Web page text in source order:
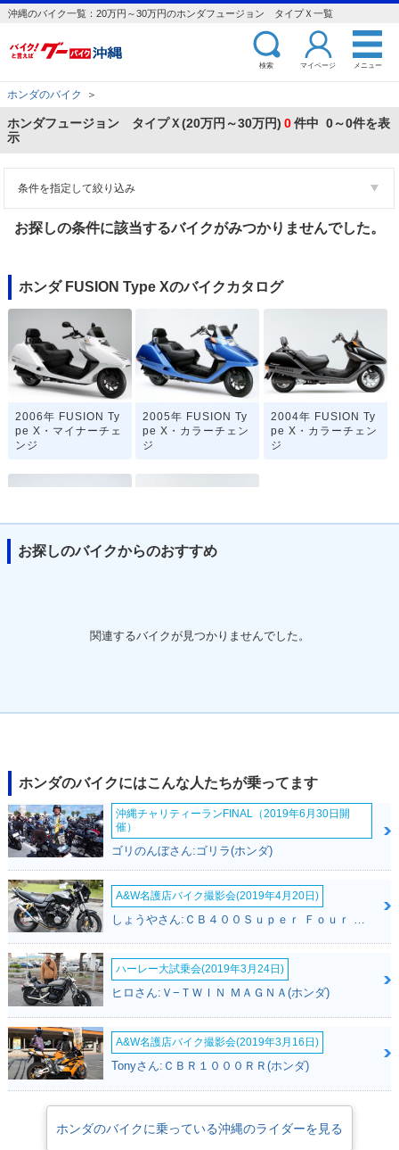
沖縄のバイク一覧：20万円～30万円のホンダフュージョン タイプＸ一覧
検索 マイページ メニュー
ホンダのバイク ＞
ホンダフュージョン タイプＸ(20万円～30万円) 0件中 0～0件を表
示
条件を指定して絞り込み
お探しの条件に該当するバイクがみつかりませんでした。
ホンダ FUSION Type Xのバイクカタログ
2006年 FUSION Ty
pe X・マイナーチェ
ンジ
2005年 FUSION Ty
pe X・カラーチェン
ジ
2004年 FUSION Ty
pe X・カラーチェン
ジ
お探しのバイクからのおすすめ
関連するバイクが見つかりませんでした。
ホンダのバイクにはこんな人たちが乗ってます
沖縄チャリティーランFINAL（2019年6月30日開
催）
ゴリのんぼさん:ゴリラ(ホンダ)
A&W名護店バイク撮影会(2019年4月20日)
ハーレー大試乗会(2019年3月24日)
ヒロさん:Ｖ−ＴＷＩＮ ＭＡＧＮＡ(ホンダ)
A&W名護店バイク撮影会(2019年3月16日)
Tonyさん:ＣＢＲ１０００ＲＲ(ホンダ)
ホンダのバイクに乗っている沖縄のライダーを見る